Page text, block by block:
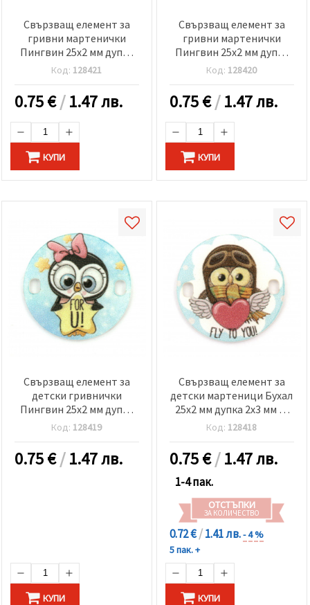
Свързващ елемент за
гривни мартенички
Пингвин 25x2 мм дупка
2x3 мм -5 броя
Код: 128421
0.75€/1.47 лв.
КУПИ
Свързващ елемент за
гривни мартенички
Пингвин 25x2 мм дупка
2x3 мм -5 броя
Код: 128420
0.75€/1.47 лв.
КУПИ
Свързващ елемент за
детски гривнички
Пингвин 25x2 мм дупка
2x3 мм -5 броя
Код: 128419
0.75€/1.47 лв.
КУПИ
Свързващ елемент за
детски мартеници Бухал
25x2 мм дупка 2x3 мм -5
броя
Код: 128418
0.75€/1.47 лв.
1-4 пак.
ОТСТЪПКИ
ЗА КОЛИЧЕСТВО
0.72 €/1.41 лв.- 4 %
5 пак. +
КУПИ